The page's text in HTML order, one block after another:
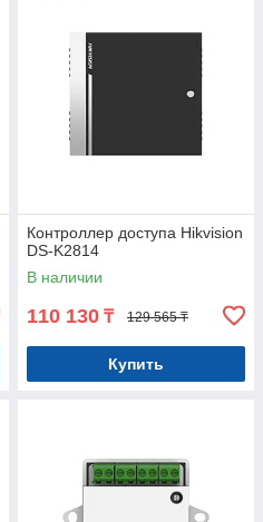
Контроллер доступа Hikvision
DS-K2814
В наличии
110 130 ₸ 129 565 ₸
Купить